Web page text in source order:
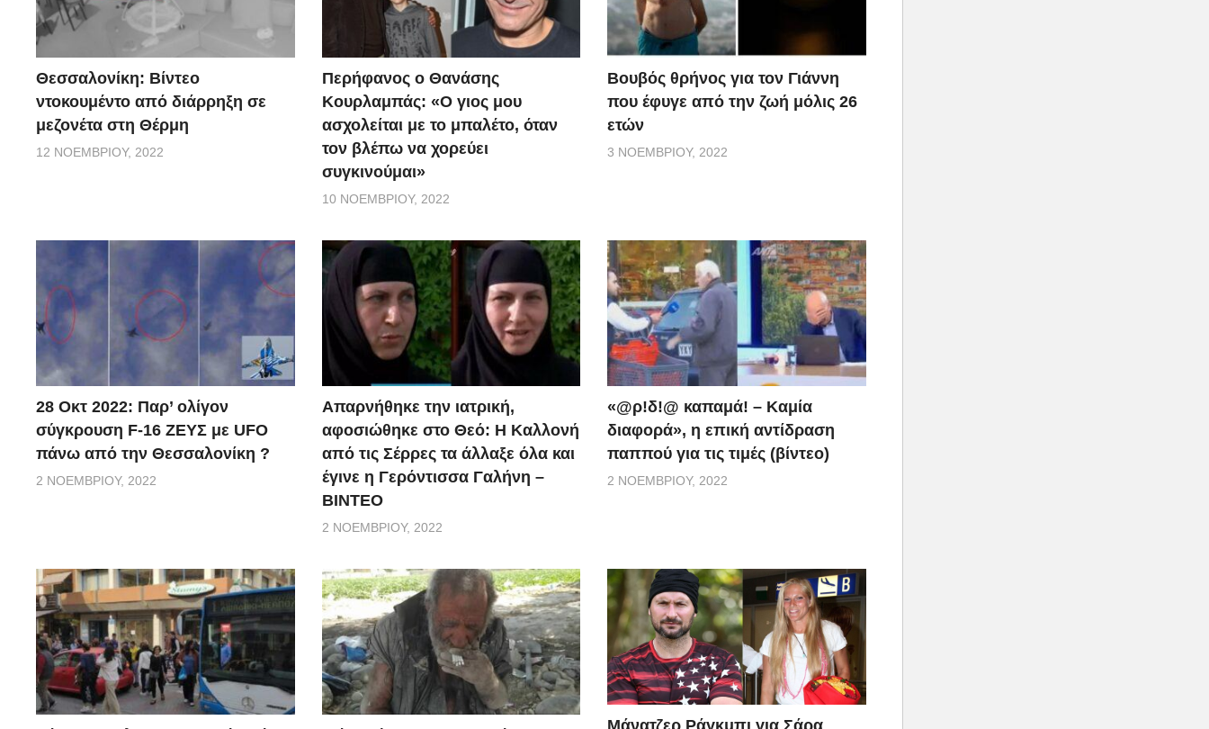
Θεσσαλονίκη: Βίντεο
ντοκουμέντο από διάρρηξη σε
μεζονέτα στη Θέρμη
12 ΝΟΕΜΒΡΊΟΥ, 2022
Περήφανος ο Θανάσης
Κουρλαμπάς: «Ο γιος μου
ασχολείται με το μπαλέτο, όταν
τον βλέπω να χορεύει
συγκινούμαι»
10 ΝΟΕΜΒΡΊΟΥ, 2022
Βουβός θρήνος για τον Γιάννη
που έφυγε από την ζωή μόλις 26
ετών
3 ΝΟΕΜΒΡΊΟΥ, 2022
28 Οκτ 2022: Παρ’ ολίγον
σύγκρουση F-16 ΖΕΥΣ με UFO
πάνω από την Θεσσαλονίκη ?
2 ΝΟΕΜΒΡΊΟΥ, 2022
Απαρνήθηκε την ιατρική,
αφοσιώθηκε στο Θεό: Η Καλλονή
από τις Σέρρες τα άλλαξε όλα και
έγινε η Γερόντισσα Γαλήνη –
ΒΙΝΤΕΟ
2 ΝΟΕΜΒΡΊΟΥ, 2022
«@ρ!δ!@ καπαμά! – Καμία
διαφορά», η επική αντίδραση
παππού για τις τιμές (βίντεο)
2 ΝΟΕΜΒΡΊΟΥ, 2022